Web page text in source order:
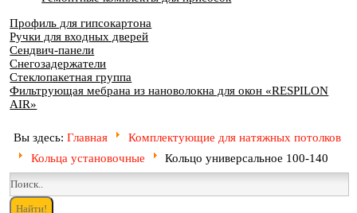
Профиль для гипсокартона
Ручки для входных дверей
Сендвич-панели
Снегозадержатели
Стеклопакетная группа
Фильтрующая мебрана из нановолокна для окон «RESPILON
AIR»
Вы здесь:Главная
Комплектующие для натяжных потолков
Кольца установочные
Кольцо универсальное 100-140